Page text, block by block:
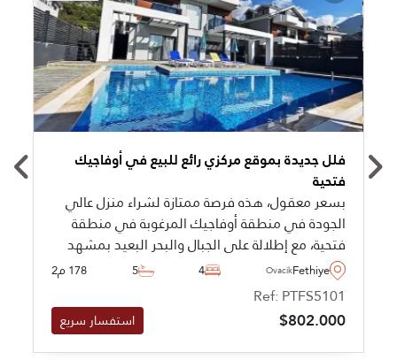
فلل جديدة بموقع مركزي رائع للبيع في أوفاجيك
فتحية
بسعر معقول، هذه فرصة ممتازة لشراء منزل عالي
الجودة في منطقة أوفاجيك المرغوبة في منطقة
فتحية، مع إطلالة على الجبال والبحر البعيد بمشهد
رائع.Fethiye
Ovacik
4
5 178 م2
Ref: PTFS5101
$802.000 استفسار سريع